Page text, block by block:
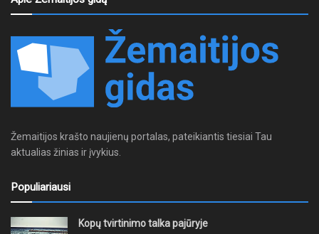
Žemaitijos krašto naujienų portalas, pateikiantis tiesiai Tau
aktualias žinias ir įvykius.
Populiariausi
Kopų tvirtinimo talka pajūryje